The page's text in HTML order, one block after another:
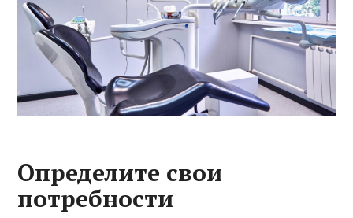
Определите свои
потребности